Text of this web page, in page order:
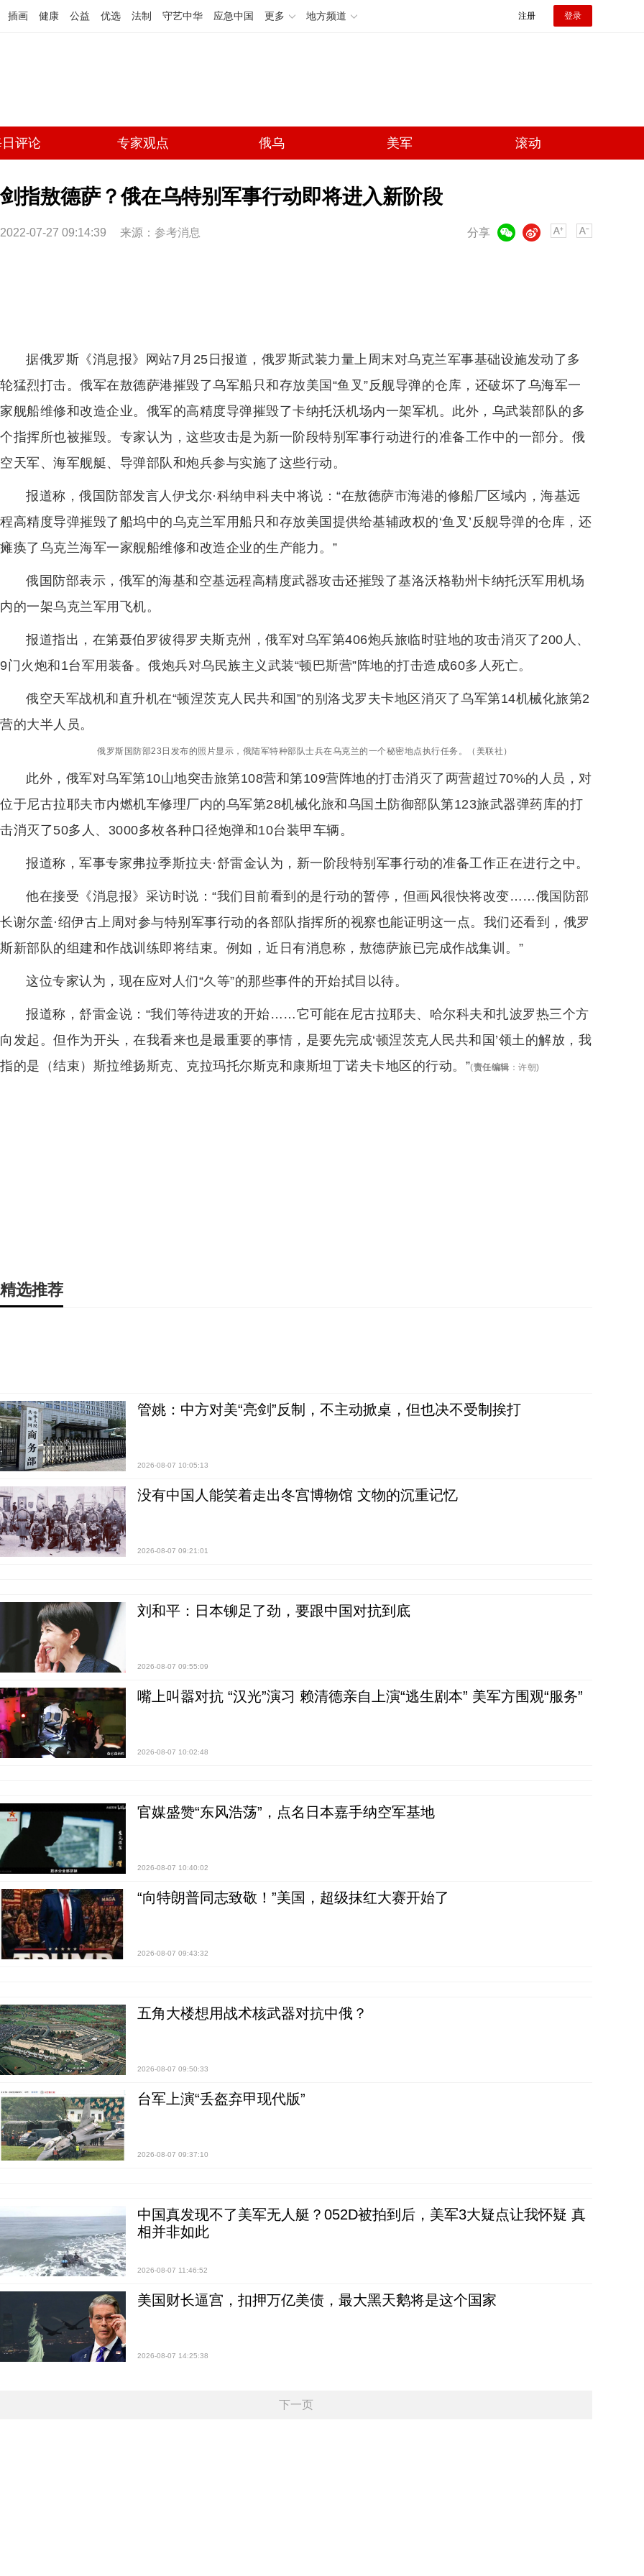
插画 健康 公益 优选 法制 守艺中华 应急中国 更多 地方频道 注册 登录
评论 专家观点 俄乌 美军 滚动
剑指敖德萨？俄在乌特别军事行动即将进入新阶段
2022-07-27 09:14:39 来源： 参考消息 分享
微博
据俄罗斯《消息报》网站7月25日报道，俄罗斯武装力量上周末对乌克兰军事基础设施发动了多
轮猛烈打击。俄军在敖德萨港摧毁了乌军船只和存放美国“鱼叉”反舰导弹的仓库，还破坏了乌海军一
家舰船维修和改造企业。俄军的高精度导弹摧毁了卡纳托沃机场内一架军机。此外，乌武装部队的多
个指挥所也被摧毁。专家认为，这些攻击是为新一阶段特别军事行动进行的准备工作中的一部分。俄
空天军、海军舰艇、导弹部队和炮兵参与实施了这些行动。
报道称，俄国防部发言人伊戈尔·科纳申科夫中将说：“在敖德萨市海港的修船厂区域内，海基远
程高精度导弹摧毁了船坞中的乌克兰军用船只和存放美国提供给基辅政权的‘鱼叉’反舰导弹的仓库，还
瘫痪了乌克兰海军一家舰船维修和改造企业的生产能力。”
俄国防部表示，俄军的海基和空基远程高精度武器攻击还摧毁了基洛沃格勒州卡纳托沃军用机场
内的一架乌克兰军用飞机。
报道指出，在第聂伯罗彼得罗夫斯克州，俄军对乌军第406炮兵旅临时驻地的攻击消灭了200人、
9门火炮和1台军用装备。俄炮兵对乌民族主义武装“顿巴斯营”阵地的打击造成60多人死亡。
俄空天军战机和直升机在“顿涅茨克人民共和国”的别洛戈罗夫卡地区消灭了乌军第14机械化旅第2
营的大半人员。
俄罗斯国防部23日发布的照片显示，俄陆军特种部队士兵在乌克兰的一个秘密地点执行任务。（美联社）
此外，俄军对乌军第10山地突击旅第108营和第109营阵地的打击消灭了两营超过70%的人员，对
位于尼古拉耶夫市内燃机车修理厂内的乌军第28机械化旅和乌国土防御部队第123旅武器弹药库的打
击消灭了50多人、3000多枚各种口径炮弹和10台装甲车辆。
报道称，军事专家弗拉季斯拉夫·舒雷金认为，新一阶段特别军事行动的准备工作正在进行之中。
他在接受《消息报》采访时说：“我们目前看到的是行动的暂停，但画风很快将改变……俄国防部
长谢尔盖·绍伊古上周对参与特别军事行动的各部队指挥所的视察也能证明这一点。我们还看到，俄罗
斯新部队的组建和作战训练即将结束。例如，近日有消息称，敖德萨旅已完成作战集训。”
这位专家认为，现在应对人们“久等”的那些事件的开始拭目以待。
报道称，舒雷金说：“我们等待进攻的开始……它可能在尼古拉耶夫、哈尔科夫和扎波罗热三个方
向发起。但作为开头，在我看来也是最重要的事情，是要先完成‘顿涅茨克人民共和国’领土的解放，我
指的是（结束）斯拉维扬斯克、克拉玛托尔斯克和康斯坦丁诺夫卡地区的行动。”(责任编辑 ： 许朝)
精选推荐
管姚：中方对美“亮剑”反制，不主动掀桌，但也决不受制挨打
2026-08-07 10:05:13
没有中国人能笑着走出冬宫博物馆 文物的沉重记忆
2026-08-07 09:21:01
刘和平：日本铆足了劲，要跟中国对抗到底
2026-08-07 09:55:09
嘴上叫嚣对抗 “汉光”演习 赖清德亲自上演“逃生剧本” 美军方围观“服务”
2026-08-07 10:02:48
官媒盛赞“东风浩荡”，点名日本嘉手纳空军基地
2026-08-07 10:40:02
“向特朗普同志致敬！”美国，超级抹红大赛开始了
2026-08-07 09:43:32
五角大楼想用战术核武器对抗中俄？
2026-08-07 09:50:33
台军上演“丢盔弃甲现代版”
2026-08-07 09:37:10
中国真发现不了美军无人艇？052D被拍到后，美军3大疑点让我怀疑 真
相并非如此
2026-08-07 11:46:52
美国财长逼宫，扣押万亿美债，最大黑天鹅将是这个国家
2026-08-07 14:25:38
下一页